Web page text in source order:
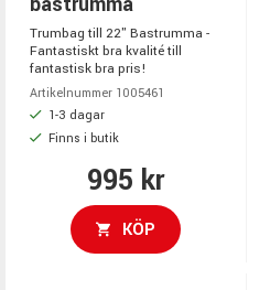
Trumbag till 22" Bastrumma -
Fantastiskt bra kvalité till
fantastisk bra pris!
Artikelnummer 1005461
1-3 dagar
Finns i butik
995 kr
KÖP